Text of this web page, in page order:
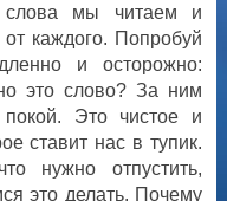
слова мы читаем и
каждого. Попробуй
и осторожно:
это слово? За ним
покой. Это чистое и
ставит нас в тупик.
нужно отпустить,
это делать. Почему